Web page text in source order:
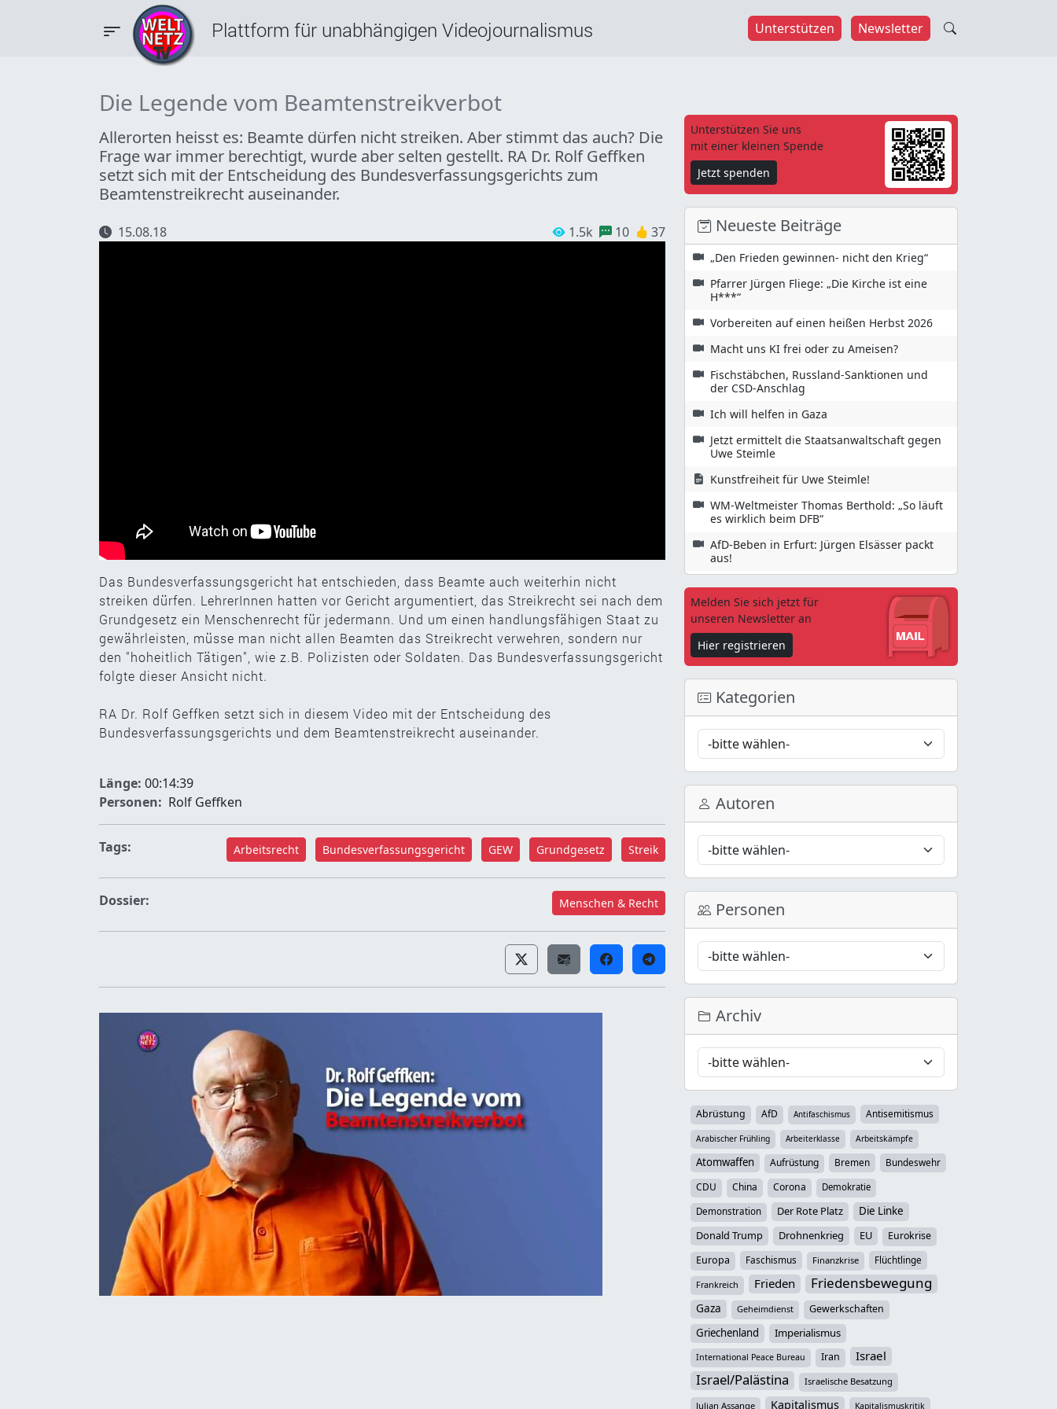
Plattform für unabhängigen Videojournalismus Unterstützen Newsletter
Die Legende vom Beamtenstreikverbot
Allerorten heisst es: Beamte dürfen nicht streiken. Aber stimmt das auch? Die
Frage war immer berechtigt, wurde aber selten gestellt. RA Dr. Rolf Geffken
setzt sich mit der Entscheidung des Bundesverfassungsgerichts zum
Beamtenstreikrecht auseinander.
15.08.18 1.5k 10 37
Das Bundesverfassungsgericht hat entschieden, dass Beamte auch weiterhin nicht
streiken dürfen. LehrerInnen hatten vor Gericht argumentiert, das Streikrecht sei nach dem
Grundgesetz ein Menschenrecht für jedermann. Und um einen handlungsfähigen Staat zu
gewährleisten, müsse man nicht allen Beamten das Streikrecht verwehren, sondern nur
den "hoheitlich Tätigen", wie z.B. Polizisten oder Soldaten. Das Bundesverfassungsgericht
folgte dieser Ansicht nicht.
RA Dr. Rolf Geffken setzt sich in diesem Video mit der Entscheidung des
Bundesverfassungsgerichts und dem Beamtenstreikrecht auseinander.
Länge: 00:14:39
Personen: Rolf Geffken
Tags: Arbeitsrecht Bundesverfassungsgericht GEW Grundgesetz Streik
Dossier: Menschen & Recht
Unterstützen Sie uns
mit einer kleinen Spende
Jetzt spenden
Neueste Beiträge
„Den Frieden gewinnen- nicht den Krieg“
Pfarrer Jürgen Fliege: „Die Kirche ist eine
H***“
Vorbereiten auf einen heißen Herbst 2026
Macht uns KI frei oder zu Ameisen?
Fischstäbchen, Russland-Sanktionen und
der CSD-Anschlag
Ich will helfen in Gaza
Jetzt ermittelt die Staatsanwaltschaft gegen
Uwe Steimle
Kunstfreiheit für Uwe Steimle!
WM-Weltmeister Thomas Berthold: „So läuft
es wirklich beim DFB“
AfD-Beben in Erfurt: Jürgen Elsässer packt
aus!
Melden Sie sich jetzt für
unseren Newsletter an
Hier registrieren
Kategorien
Autoren
Personen
Archiv
Abrüstung AfD Antifaschismus Antisemitismus
Arabischer Frühling Arbeiterklasse Arbeitskämpfe
Atomwaffen Aufrüstung Bremen Bundeswehr
CDU China Corona Demokratie
Demonstration Der Rote Platz
Die Linke
Donald Trump
Drohnenkrieg EU
Eurokrise
Europa
Faschismus Finanzkrise Flüchtlinge
Frankreich Frieden Friedensbewegung
Gaza Geheimdienst Gewerkschaften
Griechenland Imperialismus
International Peace Bureau Iran Israel
Israel/Palästina Israelische Besatzung
Julian Assange Kapitalismus Kapitalismuskritik